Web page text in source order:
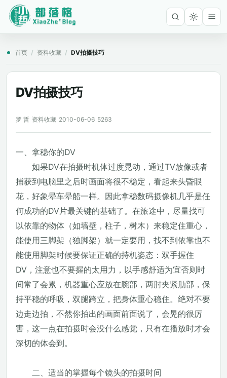
首页 / 资料收藏 / DV拍摄技巧
DV拍摄技巧
罗 哲 资料收藏 2010-06-06 5263
一、拿稳你的DV
如果DV在拍摄时机体过度晃动，通过TV放像或者
捕获到电脑里之后时画面将很不稳定，看起来头昏眼
花，好象晕车晕船一样。因此拿稳数码摄像机几乎是任
何成功的DV片最关键的基础了。在旅途中，尽量找可
以依靠的物体（如墙壁，柱子，树木）来稳定住重心，
能使用三脚架（独脚架）就一定要用，找不到依靠也不
能使用脚架时候要保证正确的持机姿态：双手握住
DV，注意也不要握的太用力，以手感舒适为宜否则时
间常了会累，机器重心应放在腕部，两肘夹紧肋部，保
持平稳的呼吸，双腿跨立，把身体重心稳住。绝对不要
边走边拍，不然你拍出的画面前面说了，会晃的很厉
害，这一点在拍摄时会没什么感觉，只有在播放时才会
深切的体会到。
二、适当的掌握每个镜头的拍摄时间